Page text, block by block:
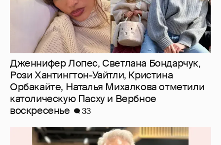
Дженнифер Лопес, Светлана Бондарчук,
Рози Хантингтон-Уайтли, Кристина
Орбакайте, Наталья Михалкова отметили
католическую Пасху и Вербное
воскресенье
33